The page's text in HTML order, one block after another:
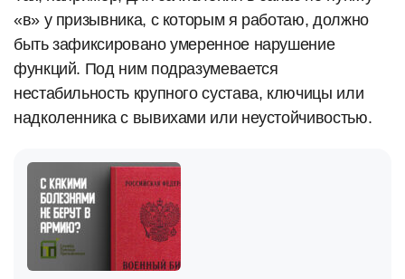
«в» у призывника, с которым я работаю, должно
быть зафиксировано умеренное нарушение
функций. Под ним подразумевается
нестабильность крупного сустава, ключицы или
надколенника с вывихами или неустойчивостью.